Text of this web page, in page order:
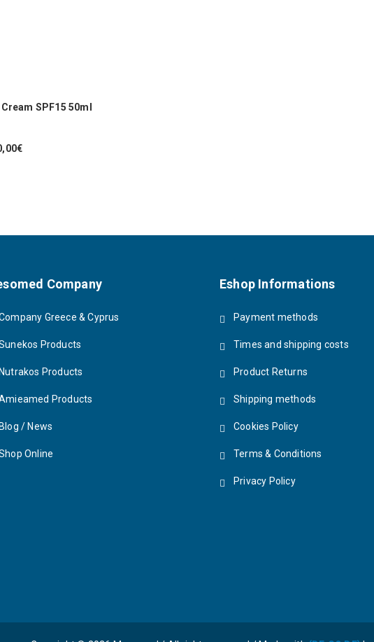
SPF15 50ml
€
Company
Greece & Cyprus
Products
Nutrakos Products
Products
Blog / News
Online
Eshop Informations
Payment methods
Times and shipping costs
Product Returns
Shipping methods
Cookies Policy
Terms & Conditions
Privacy Policy